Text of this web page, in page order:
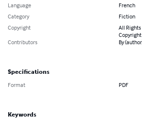
Language
French
Category
Fiction
Copyright
All Rights
Contributors
By
Specifications
Format PDF
Keywords